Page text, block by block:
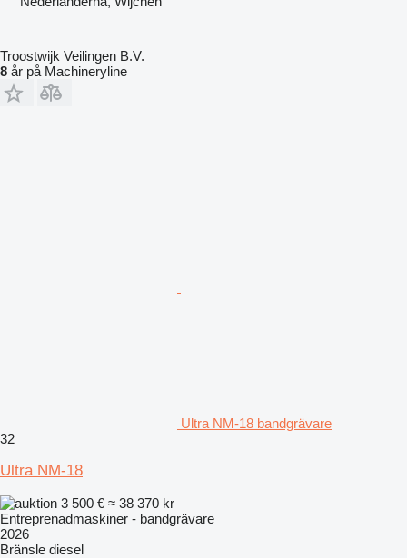
Troostwijk Veilingen B.V.
8 år på Machineryline
Ultra NM-18 bandgrävare
32
Ultra NM-18
3 500 € ≈ 38 370 kr
Entreprenadmaskiner - bandgrävare
2026
Bränsle diesel